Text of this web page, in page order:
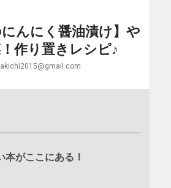
にんにく醤油漬け】や
作り置きレシピ♪
本がここにある！